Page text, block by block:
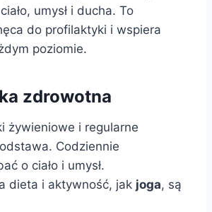
umysł i ducha. To
do profilaktyki i wspiera
poziomie.
zdrowotna
żywieniowe i regularne
Codziennie
o ciało i umysł.
dieta i aktywność, jak joga, są